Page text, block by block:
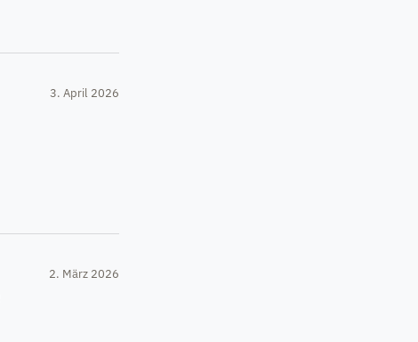
3. April 2026
2. März 2026